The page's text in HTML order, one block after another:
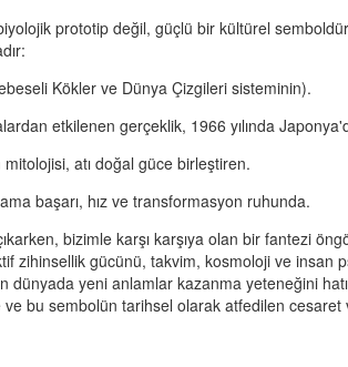
prototip değil, güçlü bir kültürel
Kökler ve Dünya Çizgileri sisteminin).
etkilenen gerçeklik, 1966 yılında
mitolojisi, atı doğal güce birleştiren.
başarı, hız ve transformasyon ruhunda.
bizimle karşı karşıya olan bir fantezi
zihinsellik gücünü, takvim, kosmoloji ve insan
yeni anlamlar kazanma yeteneğini
ve bu sembolün tarihsel olarak atfedilen